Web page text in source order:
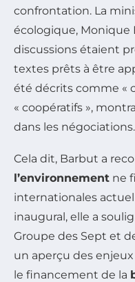
confrontation. La
écologique, Monique
discussions étaient
textes prêts à être
été décrits comme «
« coopératifs »,
dans les négociations.
Cela dit, Barbut a
l’environnement ne
internationales
inaugural, elle a
Groupe des Sept et
un aperçu des
le financement de la